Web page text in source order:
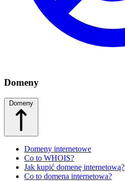
Domeny
Domeny
Domeny internetowe
Co to WHOIS?
Jak kupić domenę internetową?
Co to domena internetowa?